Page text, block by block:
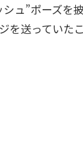
ュ”ポーズを
を送っていた